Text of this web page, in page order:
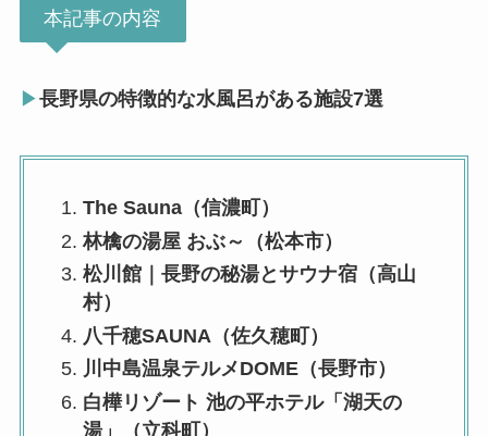
本記事の内容
▶長野県の特徴的な水風呂がある施設7選
The Sauna（信濃町）
林檎の湯屋 おぶ～（松本市）
松川館｜長野の秘湯とサウナ宿（高山
村）
八千穂SAUNA（佐久穂町）
川中島温泉テルメDOME（長野市）
白樺リゾート 池の平ホテル「湖天の
湯」（立科町）